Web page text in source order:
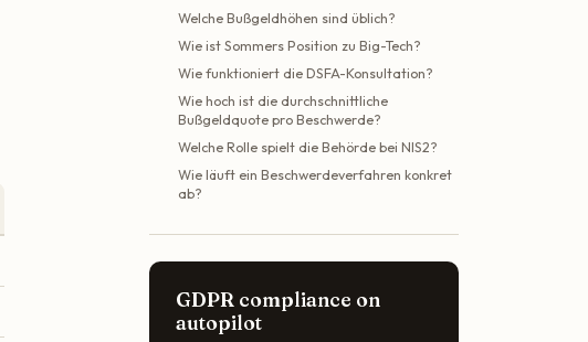
Welche Bußgeldhöhen sind üblich?
Wie ist Sommers Position zu Big-Tech?
Wie funktioniert die DSFA-Konsultation?
Wie hoch ist die durchschnittliche
Bußgeldquote pro Beschwerde?
Welche Rolle spielt die Behörde bei NIS2?
Wie läuft ein Beschwerdeverfahren konkret
ab?
GDPR compliance on
autopilot